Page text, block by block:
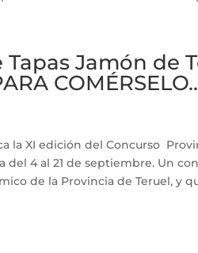
Jamón de
la XI edición del Concurso
del 4 al 21 de septiembre. Un
de la Provincia de Teruel, y